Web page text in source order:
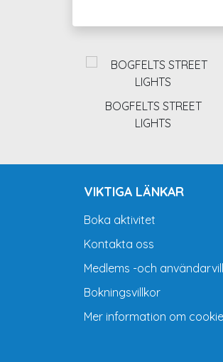
BOGFELTS STREET
LIGHTS
VIKTIGA LÄNKAR
Boka aktivitet
Kontakta oss
Medlems -och
Bokningsvillkor
Mer information om